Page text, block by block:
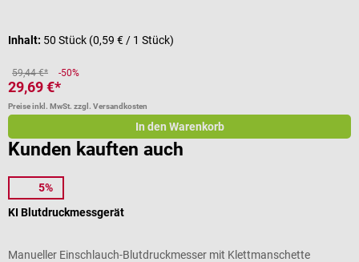
Inhalt: 50 Stück (0,59 € / 1 Stück)
59,44 €* -50%
29,69 €*
Preise inkl. MwSt. zzgl. Versandkosten
In den Warenkorb
Kunden kauften auch
5%
KI Blutdruckmessgerät
Manueller Einschlauch-Blutdruckmesser mit Klettmanschette